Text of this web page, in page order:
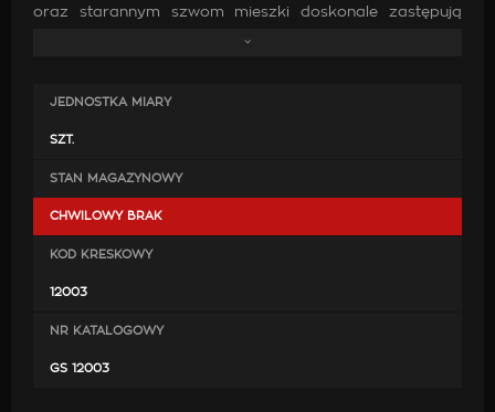
oraz starannym szwom mieszki doskonale zastępują
oryginalne. Wykonanie ich z wysokiej jakości skóry oraz
się do poprawy estetyki wewnątrz samochodu.
JEDNOSTKA MIARY
SZT.
STAN MAGAZYNOWY
CHWILOWY BRAK
KOD KRESKOWY
12003
NR KATALOGOWY
GS 12003